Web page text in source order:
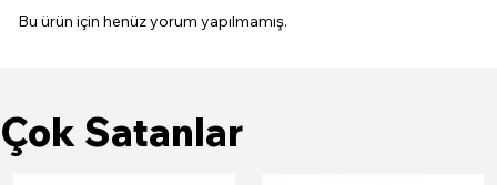
Bu ürün için henüz yorum yapılmamış.
Çok Satanlar